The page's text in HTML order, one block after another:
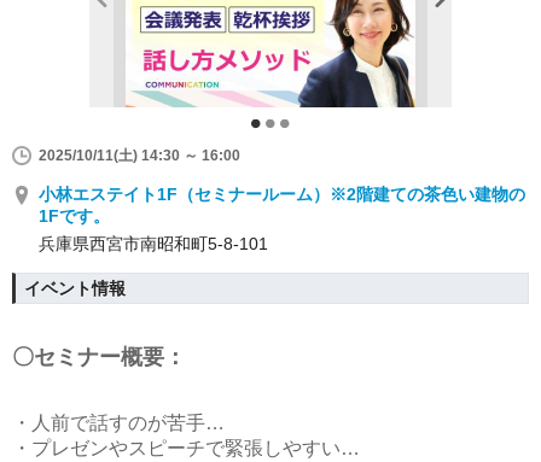
2025/10/11(土) 14:30 ～ 16:00
小林エステイト1F（セミナールーム）※2階建ての茶色い建物の
1Fです。
兵庫県西宮市南昭和町5-8-101
イベント情報
〇セミナー概要：
・人前で話すのが苦手…
・プレゼンやスピーチで緊張しやすい…